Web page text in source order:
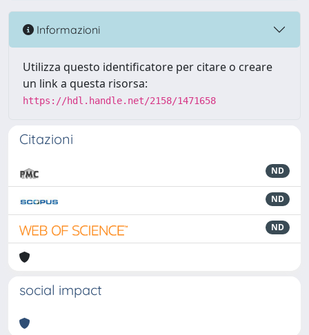
Informazioni
Utilizza questo identificatore per citare o creare
un link a questa risorsa:
https://hdl.handle.net/2158/1471658
Citazioni
ND
ND
ND
social impact